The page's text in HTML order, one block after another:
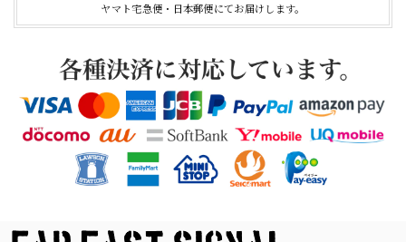
ヤマト宅急便・日本郵便にてお届けします。
NAVY
2026/04/21
【USED】Canadian Army IECS Fleece Pants 実物 カナダ軍 フリースパンツ ユーズド
⑥サイズ
2026/04/17